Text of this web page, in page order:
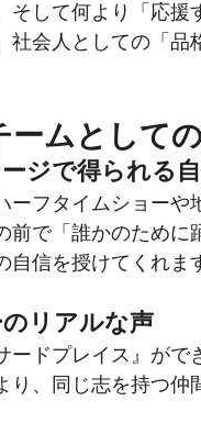
そして何より「応援
社会人としての「
ームとして
ジで得られる
ーフタイムショー
前で「誰かのため
自信を授けてくれま
リアルな声
ードプレイス』が
り、同じ志を持つ